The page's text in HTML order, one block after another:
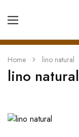
Home lino natural
lino natural